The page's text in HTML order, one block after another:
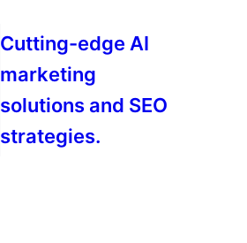
Cutting-edge AI
marketing
solutions and SEO
strategies.